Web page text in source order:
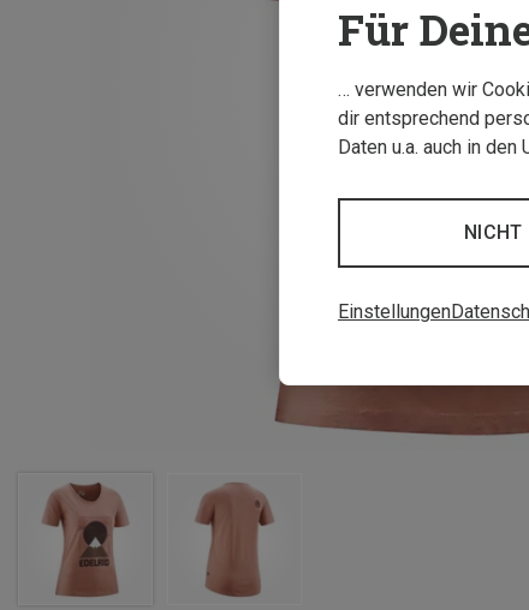
Für
… verwenden wir
dir entsprechend
Daten u.a. auch in
NICHT
Einstellungen